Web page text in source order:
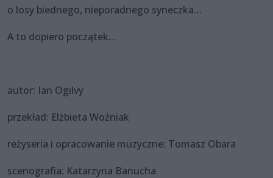
o losy biednego, nieporadnego syneczka…
A to dopiero początek...
autor: Ian Ogilvy
przekład: Elżbieta Woźniak
reżyseria i opracowanie muzyczne: Tomasz Obara
scenografia: Katarzyna Banucha